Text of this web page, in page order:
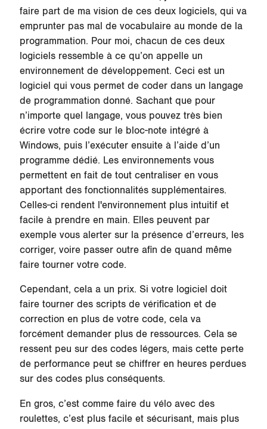
faire part de ma vision de ces deux logiciels, qui va
emprunter pas mal de vocabulaire au monde de la
programmation. Pour moi, chacun de ces deux
logiciels ressemble à ce qu’on appelle un
environnement de développement. Ceci est un
logiciel qui vous permet de coder dans un langage
de programmation donné. Sachant que pour
n’importe quel langage, vous pouvez très bien
écrire votre code sur le bloc-note intégré à
Windows, puis l’exécuter ensuite à l’aide d’un
programme dédié. Les environnements vous
permettent en fait de tout centraliser en vous
apportant des fonctionnalités supplémentaires.
Celles-ci rendent l'environnement plus intuitif et
facile à prendre en main. Elles peuvent par
exemple vous alerter sur la présence d’erreurs, les
corriger, voire passer outre afin de quand même
faire tourner votre code.
Cependant, cela a un prix. Si votre logiciel doit
faire tourner des scripts de vérification et de
correction en plus de votre code, cela va
forcément demander plus de ressources. Cela se
ressent peu sur des codes légers, mais cette perte
de performance peut se chiffrer en heures perdues
sur des codes plus conséquents.
En gros, c’est comme faire du vélo avec des
roulettes, c’est plus facile et sécurisant, mais plus